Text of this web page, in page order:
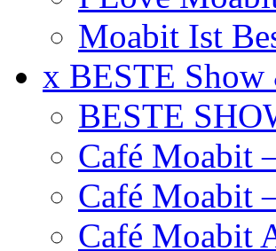
Moabit Ist
x BESTE
BESTE
Café Moabit
Café Moabit
Café Moabit